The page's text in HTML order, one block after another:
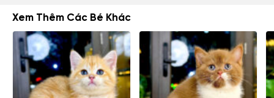
Xem Thêm Các Bé Khác